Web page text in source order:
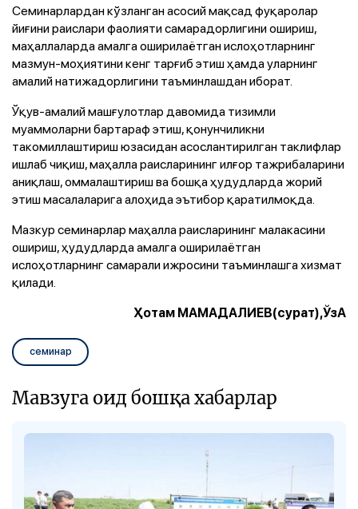
Семинарлардан кўзланган асосий мақсад фуқаролар
йиғини раислари фаолияти самарадорлигини ошириш,
маҳаллаларда амалга оширилаётган ислоҳотларнинг
мазмун-моҳиятини кенг тарғиб этиш ҳамда уларнинг
амалий натижадорлигини таъминлашдан иборат.
Ўқув-амалий машғулотлар давомида тизимли
муаммоларни бартараф этиш, қонунчиликни
такомиллаштириш юзасидан асослантирилган таклифлар
ишлаб чиқиш, маҳалла раисларининг илғор тажрибаларини
аниқлаш, оммалаштириш ва бошқа ҳудудларда жорий
этиш масалаларига алоҳида эътибор қаратилмоқда.
Мазкур семинарлар маҳалла раисларининг малакасини
ошириш, ҳудудларда амалга оширилаётган
ислоҳотларнинг самарали ижросини таъминлашга хизмат
қилади.
Ҳотам МАМАДАЛИЕВ(сурат),ЎзА
семинар
Мавзуга оид бошқа хабарлар